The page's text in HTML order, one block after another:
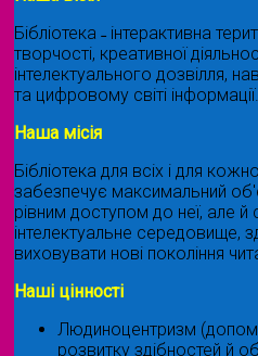
Бібліотека ˗ інтерактивна
творчості, креативної
інтелектуального дозвілля,
та цифровому світі інформації.
Наша місія
Бібліотека для всіх і для
забезпечує максимальний
рівним доступом до неї, але
інтелектуальне середовище,
виховувати нові покоління
Наші цінності
Людиноцентризм
розвитку здібностей й